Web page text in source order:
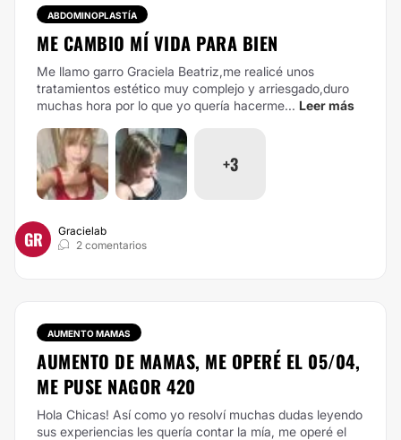
ABDOMINOPLASTÍA
ME CAMBIO MÍ VIDA PARA BIEN
Me llamo garro Graciela Beatriz,me realicé unos
tratamientos estético muy complejo y arriesgado,duro
muchas hora por lo que yo quería hacerme... Leer más
+3
GR
Gracielab
2 comentarios
AUMENTO MAMAS
AUMENTO DE MAMAS, ME OPERÉ EL 05/04,
ME PUSE NAGOR 420
Hola Chicas! Así como yo resolví muchas dudas leyendo
sus experiencias les quería contar la mía, me operé el